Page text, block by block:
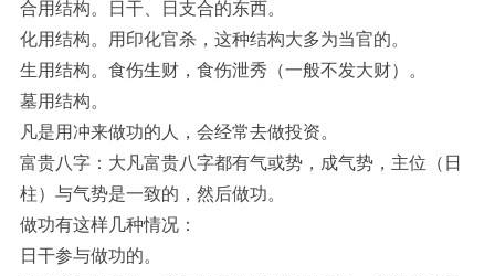
合用结构。日干、日支合的东西。
化用结构。用印化官杀，这种结构大多为当官的。
生用结构。食伤生财，食伤泄秀（一般不发大财）。
墓用结构。
凡是用冲来做功的人，会经常去做投资。
富贵八字：大凡富贵八字都有气或势，成气势，主位（日
柱）与气势是一致的，然后做功。
做功有这样几种情况：
日干参与做功的。